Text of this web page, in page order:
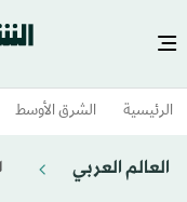
الرئيسية الشرق الأوسط​
العالم العربي